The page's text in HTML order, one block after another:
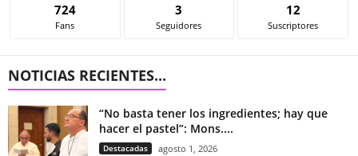
724
Fans
3
Seguidores
12
Suscriptores
NOTICIAS RECIENTES...
“No basta tener los ingredientes; hay que
hacer el pastel”: Mons....
Destacadas agosto 1, 2026